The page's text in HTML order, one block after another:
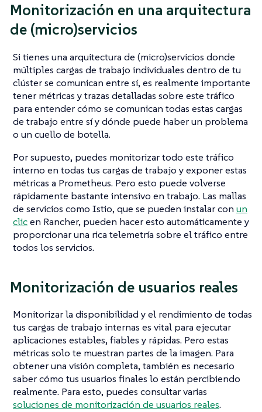
Monitorización en una arquitectura
de (micro)servicios
Si tienes una arquitectura de (micro)servicios donde
múltiples cargas de trabajo individuales dentro de tu
clúster se comunican entre sí, es realmente importante
tener métricas y trazas detalladas sobre este tráfico
para entender cómo se comunican todas estas cargas
de trabajo entre sí y dónde puede haber un problema
o un cuello de botella.
Por supuesto, puedes monitorizar todo este tráfico
interno en todas tus cargas de trabajo y exponer estas
métricas a Prometheus. Pero esto puede volverse
rápidamente bastante intensivo en trabajo. Las mallas
de servicios como Istio, que se pueden instalar con un
clicen Rancher, pueden hacer esto automáticamente y
proporcionar una rica telemetría sobre el tráfico entre
todos los servicios.
Monitorización de usuarios reales
Monitorizar la disponibilidad y el rendimiento de todas
tus cargas de trabajo internas es vital para ejecutar
aplicaciones estables, fiables y rápidas. Pero estas
métricas solo te muestran partes de la imagen. Para
obtener una visión completa, también es necesario
saber cómo tus usuarios finales lo están percibiendo
realmente. Para esto, puedes consultar varias
soluciones de monitorización de usuarios reales.